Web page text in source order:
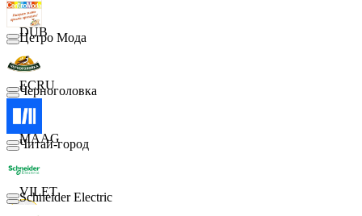
DUB
ECRU
MAAG
VILET
Цетро Мода
Черноголовка
Читай-город
Schneider Electric